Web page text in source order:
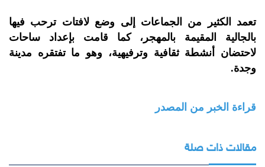
تعمد الكثير من الجماعات إلى وضع لافتات ترحب فيها
بالجالية المقيمة بالمهجر، كما قامت بإعداد ساحات
لاحتضان أنشطة ثقافية وترفيهية، وهو ما تفتقره مدينة
وجدة.
قراءة الخبر من المصدر
مقالات ذات صلة